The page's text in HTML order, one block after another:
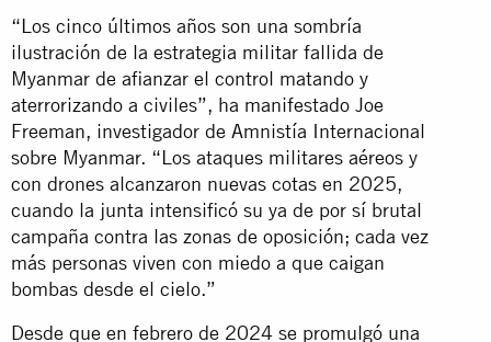
“Los cinco últimos años son una sombría
ilustración de la estrategia militar fallida de
Myanmar de afianzar el control matando y
aterrorizando a civiles”, ha manifestado Joe
Freeman, investigador de Amnistía Internacional
sobre Myanmar. “Los ataques militares aéreos y
con drones alcanzaron nuevas cotas en 2025,
cuando la junta intensificó su ya de por sí brutal
campaña contra las zonas de oposición; cada vez
más personas viven con miedo a que caigan
bombas desde el cielo.”
Desde que en febrero de 2024 se promulgó una